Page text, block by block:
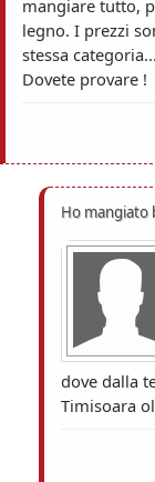
mangiare tutto,
legno. I prezzi
stessa
Dovete provare !
Ho mangiato
dove dalla
Timisoara